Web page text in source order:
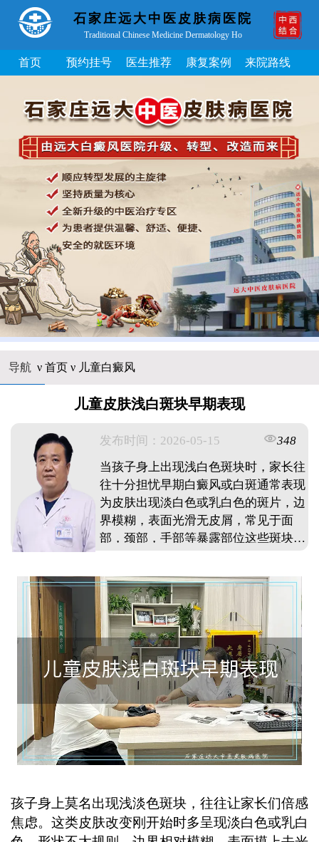
石家庄远大中医皮肤病医院
Traditional Chinese Medicine Dermatology Ho
首页 预约挂号 医生推荐 康复案例 来院路线
导航 ν 首页ν 儿童白癜风
儿童皮肤浅白斑块早期表现
发布时间：2026-05-15
348
当孩子身上出现浅白色斑块时，家长往
往十分担忧早期白癜风或白斑通常表现
为皮肤出现淡白色或乳白色的斑片，边
界模糊，表面光滑无皮屑，常见于面
部，颈部，手部等暴露部位这些斑块初
不痛不痒，容易被忽视随着病情发展，
颜色可能逐渐变白，边界变得清晰发现
此类症状应及时到正规医疗机构检查，
通过专业设备确诊，早期干预效果较好
平时注意观察斑块变化，避免暴晒和外
伤刺激。 ...
孩子身上莫名出现浅淡色斑块，往往让家长们倍感
焦虑。这类皮肤改变刚开始时多呈现淡白色或乳白